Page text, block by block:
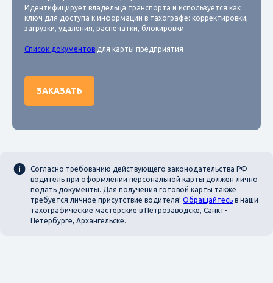
Идентифицирует владельца транспорта и используется как
ключ для доступа к информации в тахографе: корректировки,
загрузки, удаления, распечатки, блокировки.
Список документов для карты предприятия
ЗАКАЗАТЬ
Согласно требованию действующего законодательства РФ
водитель при оформлении персональной карты должен лично
подать документы. Для получения готовой карты также
требуется личное присутствие водителя! Обращайтесь в наши
тахографические мастерские в Петрозаводске, Санкт-
Петербурге, Архангельске.